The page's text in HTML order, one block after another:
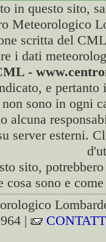
in questo sito,
Meteorologico
scritta del
i dati
-
e
sono in ogni
alcuna
server esterni.
sito,
cosa sono e
|